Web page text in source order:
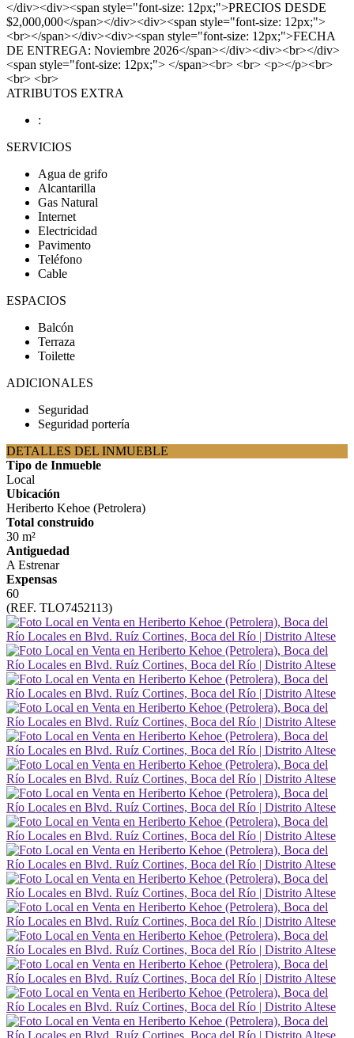
</div><div><span style="font-size: 12px;">PRECIOS DESDE
$2,000,000</span></div><div><span style="font-size: 12px;">
<br></span></div><div><span style="font-size: 12px;">FECHA
DE ENTREGA: Noviembre 2026</span></div><div><br></div>
<span style="font-size: 12px;"> </span><br> <br> <p></p><br>
<br> <br>
ATRIBUTOS EXTRA
:
SERVICIOS
Agua de grifo
Alcantarilla
Gas Natural
Internet
Electricidad
Pavimento
Teléfono
Cable
ESPACIOS
Balcón
Terraza
Toilette
ADICIONALES
Seguridad
Seguridad portería
DETALLES DEL INMUEBLE
Tipo de Inmueble
Local
Ubicación
Heriberto Kehoe (Petrolera)
Total construido
30 m²
Antiguedad
A Estrenar
Expensas
60
(REF. TLO7452113)